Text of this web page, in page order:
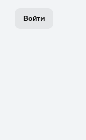
Войти